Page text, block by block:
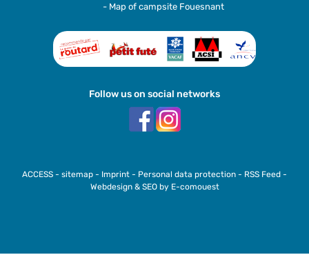
- Map of campsite Fouesnant
Follow us on social networks
ACCESS - sitemap - Imprint - Personal data protection - RSS Feed -
Webdesign & SEO by E-comouest